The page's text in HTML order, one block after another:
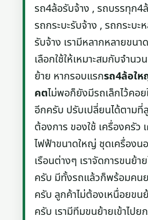
รถ4ล้อรับจ้าง , รถบรรทุก4
รถกระบะรับจ้าง , รถกระบะ
รับจ้าง เรามีหลากหลายขนา
เลือกใช้ให้เหมาะสมกับจำน
ย้าย หากรอบแรกรถ4ล้อใ
คตไม่พอก็ยังมีรถเล็กไว้คอ
อีกครับ ปรับเปลี่ยนได้ตามที่
ต้องการ ของใช้ เครื่องครัว
ไฟฟ้าขนาดใหญ่ ชุดเครื่องน
เรือนต่างๆ เราจัดการขนย้า
ครับ มีทั้งรถแล้วก็พร้อมคน
ครับ ลูกค้าไม่ต้องเหนื่อยขน
ครับ เรามีทีมขนย้ายเข้าไปย